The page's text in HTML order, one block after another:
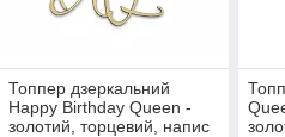
Топпер дзеркальний
Happy Birthday Queen -
золотий, торцевий, напис